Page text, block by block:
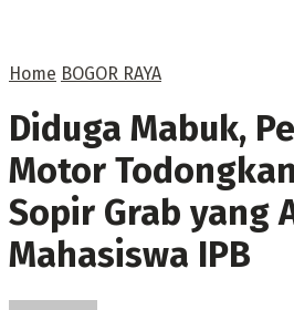
Home BOGOR RAYA
Diduga Mabuk,
Motor
Sopir Grab yang
Mahasiswa IPB